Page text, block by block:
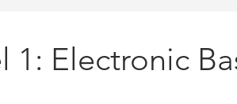
1: Electronic